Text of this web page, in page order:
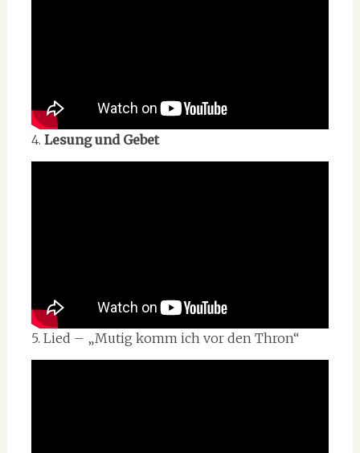
4. Lesung und Gebet
5. Lied – „Mutig komm ich vor den Thron“